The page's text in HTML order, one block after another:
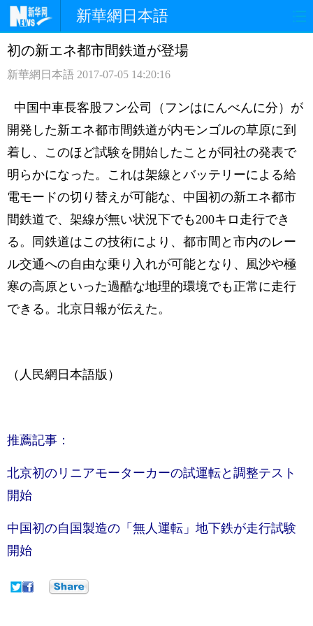
新華網日本語
ホームページ 政治
観光 評論 写真
中日対訳
初の新エネ都市間鉄道が登場
新華網日本語 2017-07-05 14:20:16
中国中車長客股フン公司（フンはにんべんに分）が
開発した新エネ都市間鉄道が内モンゴルの草原に到
着し、このほど試験を開始したことが同社の発表で
明らかになった。これは架線とバッテリーによる給
電モードの切り替えが可能な、中国初の新エネ都市
間鉄道で、架線が無い状況下でも200キロ走行でき
る。同鉄道はこの技術により、都市間と市内のレー
ル交通への自由な乗り入れが可能となり、風沙や極
寒の高原といった過酷な地理的環境でも正常に走行
できる。北京日報が伝えた。
（人民網日本語版）
推薦記事：
北京初のリニアモーターカーの試運転と調整テスト
開始
中国初の自国製造の「無人運転」地下鉄が走行試験
開始